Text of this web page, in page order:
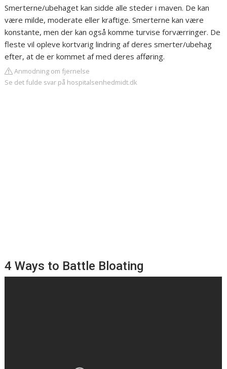
Smerterne/ubehaget kan sidde alle steder i maven. De kan
være milde, moderate eller kraftige. Smerterne kan være
konstante, men der kan også komme turvise forværringer. De
fleste vil opleve kortvarig lindring af deres smerter/ubehag
efter, at de er kommet af med deres afføring.
Anmodning om fjernelse
Se det fulde svar på hospitalsenhedmidt.dk
4 Ways to Battle Bloating